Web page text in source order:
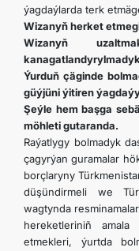
ýagdaýlarda terk
Wizanyň herket
Wizanyň
Ýurduň çäginde
güýjüni ýitiren
Şeýle hem başga
möhleti gutaranda.
Raýatlygy bolmadyk
çagyrýan guramalar
borçlaryny
düşündirmeli we
wagtynda
hereketleriniň amala
etmekleri, ýurtda